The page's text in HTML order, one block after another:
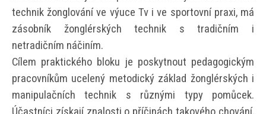
technik žonglování ve výuce Tv i ve sportovní praxi, má
zásobník žonglérských technik s tradičním i
netradičním náčiním.
Cílem praktického bloku je poskytnout pedagogickým
pracovníkům ucelený metodický základ žonglérských i
manipulačních technik s různými typy pomůcek.